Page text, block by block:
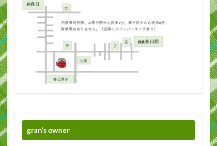
gran’s owner